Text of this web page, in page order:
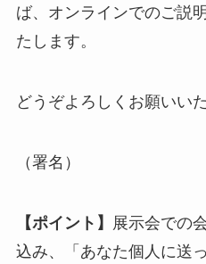
ば、オンラインでのご説
たします。
どうぞよろしくお願いい
（署名）
【ポイント】
展示会での
込み、「あなた個人に送